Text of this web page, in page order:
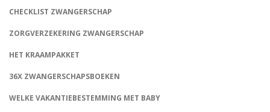
CHECKLIST ZWANGERSCHAP
ZORGVERZEKERING ZWANGERSCHAP
HET KRAAMPAKKET
36X ZWANGERSCHAPSBOEKEN
WELKE VAKANTIEBESTEMMING MET BABY